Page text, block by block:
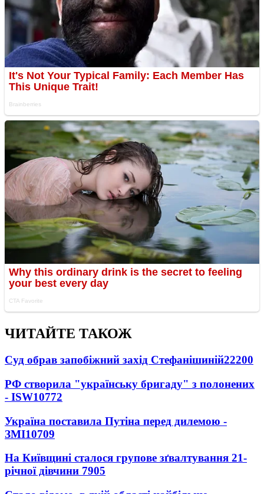
ЧИТАЙТЕ ТАКОЖ
Суд обрав запобіжний захід Стефанішиній22200
РФ створила "українську бригаду" з полонених
- ISW10772
Україна поставила Путіна перед дилемою -
ЗМІ10709
На Київщині сталося групове зґвалтування 21-
річної дівчини 7905